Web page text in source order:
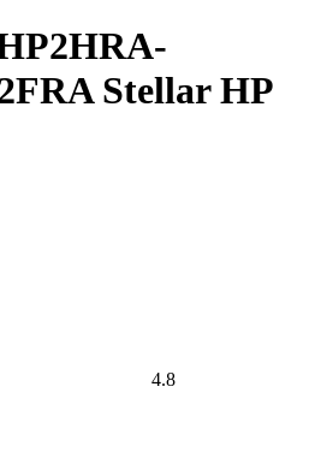
Stellar HP
4.8